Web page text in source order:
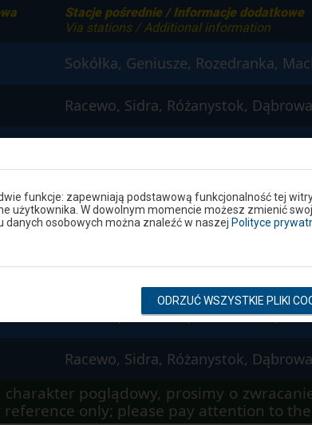
Stacje pośrednie / Informacje dodatkowe
Via stations / Additional information
Sokółka, Geniusze, Rozedranka,
Racewo, Sidra, Różanystok,
Racewo, Sidra, Różanystok,
Sokółka, Geniusze, Rozedranka,
Sokółka, Geniusze, Rozedranka,
Racewo, Sidra, Różanystok,
charakter poglądowy, prosimy o
only; please pay attention to
funkcje: zapewniają podstawową funkcjonalność tej
użytkownika. W dowolnym momencie możesz zmienić
osobowych można znaleźć w naszej Polityce
ODRZUĆ WSZYSTKIE PLIKI